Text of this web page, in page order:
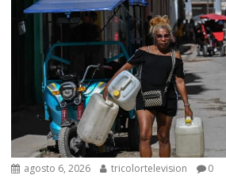
agosto 6, 2026 tricolortelevision 0